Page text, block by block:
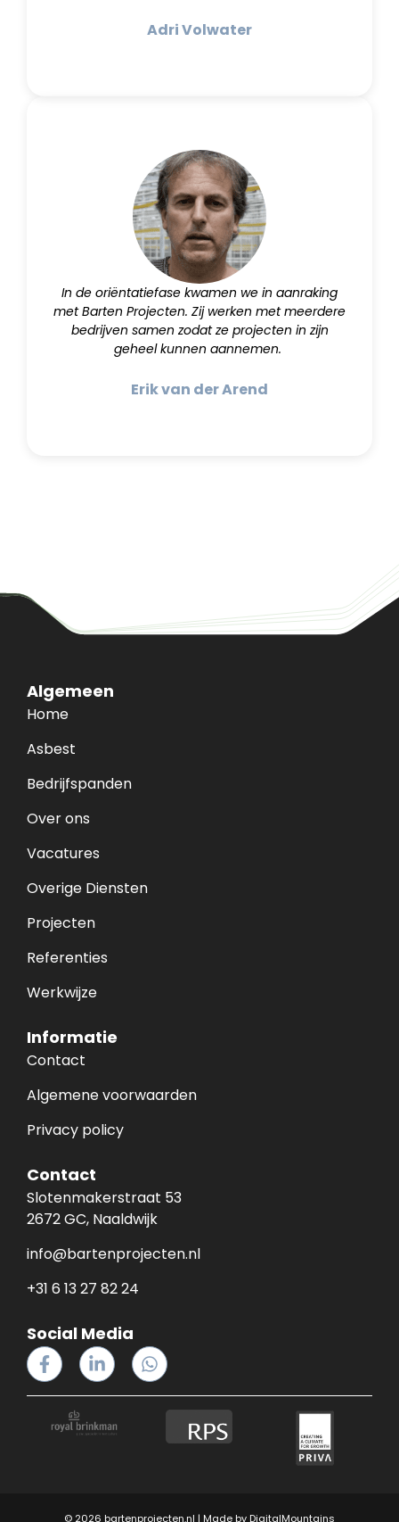
Adri Volwater
In de oriëntatiefase kwamen we in aanraking
met Barten Projecten. Zij werken met meerdere
bedrijven samen zodat ze projecten in zijn
geheel kunnen aannemen.
Erik van der Arend
Algemeen
Home
Asbest
Bedrijfspanden
Over ons
Vacatures
Overige Diensten
Projecten
Referenties
Werkwijze
Informatie
Contact
Algemene voorwaarden
Privacy policy
Contact
Slotenmakerstraat 53
2672 GC, Naaldwijk
info@bartenprojecten.nl
+31 6 13 27 82 24
Social Media
© 2026 bartenprojecten.nl | Made by DigitalMountains